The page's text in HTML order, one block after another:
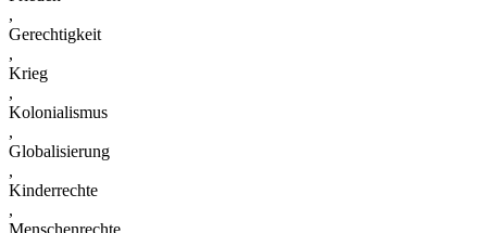
,
Gerechtigkeit
,
Krieg
,
Kolonialismus
,
Globalisierung
,
Kinderrechte
,